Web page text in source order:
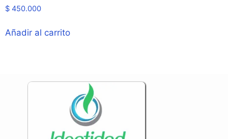
$ 450.000
Añadir al carrito